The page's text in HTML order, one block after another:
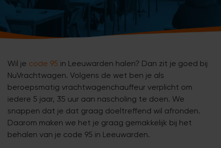
Wil je code 95 in Leeuwarden halen? Dan zit je goed bij
NuVrachtwagen. Volgens de wet ben je als
beroepsmatig vrachtwagenchauffeur verplicht om
iedere 5 jaar, 35 uur aan nascholing te doen. We
snappen dat je dat graag doeltreffend wil afronden.
Daarom maken we het je graag gemakkelijk bij het
behalen van je code 95 in Leeuwarden.